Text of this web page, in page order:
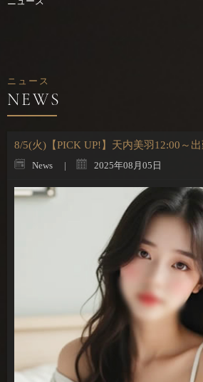
ニュース
8/5(火)【PICK UP!】天内美羽12:00～
News 2025年08月05日